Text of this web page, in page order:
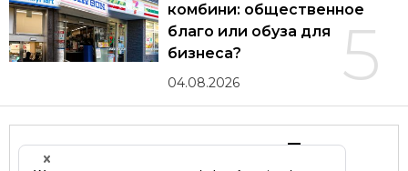
5
комбини: общественное
благо или обуза для
бизнеса?
04.08.2026
Другие статьи по теме